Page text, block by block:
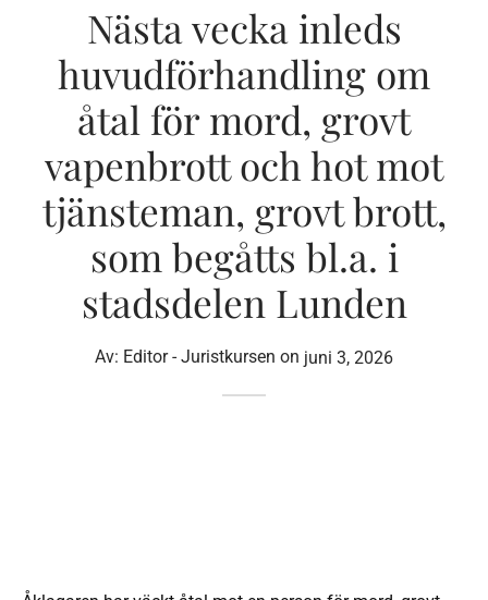
Nästa vecka inleds
huvudförhandling om
åtal för mord, grovt
vapenbrott och hot mot
tjänsteman, grovt brott,
som begåtts bl.a. i
stadsdelen Lunden
Av: Editor - Juristkursen on juni 3, 2026